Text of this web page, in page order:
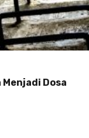
Menjadi Dosa